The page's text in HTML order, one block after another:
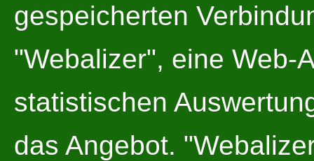
gespeicherten
"Webalizer", eine Web-
statistischen
das Angebot.